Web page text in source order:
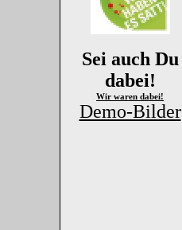
Sei auch Du
dabei!
Wir waren dabei!
Demo-Bilder